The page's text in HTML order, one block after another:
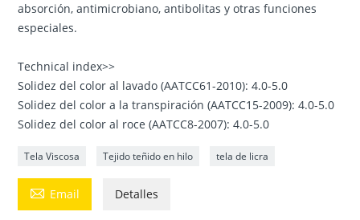
absorción, antimicrobiano, antibolitas y otras funciones
especiales.
Technical index>>
Solidez del color al lavado (AATCC61-2010): 4.0-5.0
Solidez del color a la transpiración (AATCC15-2009): 4.0-5.0
Solidez del color al roce (AATCC8-2007): 4.0-5.0
Tela Viscosa Tejido teñido en hilo tela de licra
 Email Detalles